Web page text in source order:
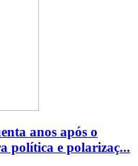
anos após o
política e polarizaç...